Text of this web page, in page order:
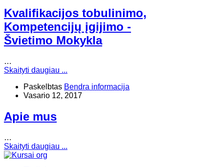
Kvalifikacijos tobulinimo,
Kompetencijų įgijimo -
Švietimo Mokykla
…
Skaityti daugiau ...
Paskelbtas Bendra informacija
Vasario 12, 2017
Apie mus
…
Skaityti daugiau ...